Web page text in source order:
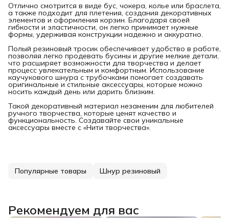
Отлично смотрится в виде бус, чокера, колье или браслета,
а также подходит для плетения, создания декоративных
элементов и оформления корзин. Благодаря своей
гибкости и эластичности, он легко принимает нужные
формы, удерживая конструкции надежно и аккуратно.
Полый резиновый тросик обеспечивает удобство в работе,
позволяя легко продевать бусины и другие мелкие детали,
что расширяет возможности для творчества и делает
процесс увлекательным и комфортным. Использование
каучукового шнура с трубочками помогает создавать
оригинальные и стильные аксессуары, которые можно
носить каждый день или дарить близким.
Такой декоративный материал незаменим для любителей
ручного творчества, которые ценят качество и
функциональность. Создавайте свои уникальные
аксессуары вместе с «Нити творчества».
Популярные товары Шнур резиновый
Рекомендуем для вас